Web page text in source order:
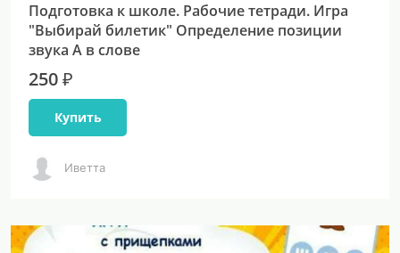
Подготовка к школе. Рабочие тетради. Игра
"Выбирай билетик" Определение позиции
звука А в слове
250 ₽
Купить
Иветта